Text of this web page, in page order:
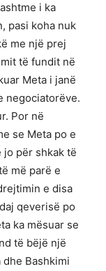
i ka
pasi koha nuk
me një prej
të fundit në
Meta i janë
negociatorëve.
Por në
se Meta po e
jo për shkak të
më parë e
e disa
qeverisë po
ka mësuar se
të bëjë një
Bashkimi